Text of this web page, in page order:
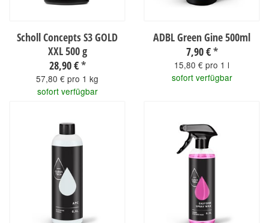
Scholl Concepts S3 GOLD
XXL 500 g
28,90 €*
57,80 € pro 1 kg
sofort verfügbar
ADBL Green Gine 500ml
7,90 €*
15,80 € pro 1 l
sofort verfügbar